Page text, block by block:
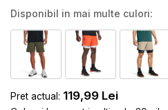
Disponibil in mai multe culori:
Pret actual: 119,99 Lei